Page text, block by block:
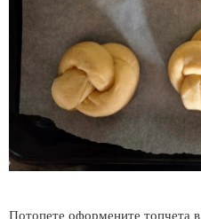
Потопете оформените топчета